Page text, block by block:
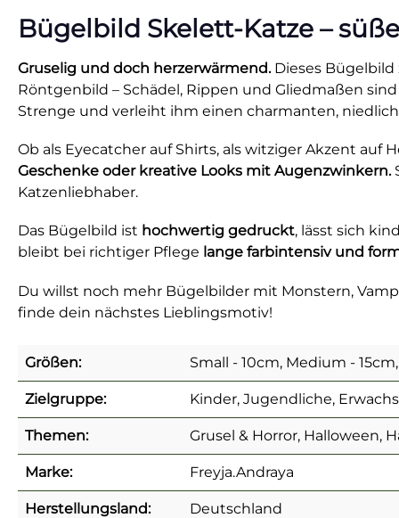
Bügelbild Skelett-Katze –
Gruselig und doch herzerwärmend.Dieses Bügelbild
Röntgenbild – Schädel, Rippen und Gliedmaßen
Strenge und verleiht ihm einen charmanten,
Ob als Eyecatcher auf Shirts, als witziger Akzent auf
Geschenke oder kreative Looks mit Augenzwinkern.
Katzenliebhaber.
Das Bügelbild ist hochwertig gedruckt, lässt sich
bleibt bei richtiger Pflege lange farbintensiv und
Du willst noch mehr Bügelbilder mit Monstern,
finde dein nächstes Lieblingsmotiv!
Größen: Small - 10cm, Medium -
Zielgruppe: Kinder, Jugendliche,
Themen: Grusel & Horror, Halloween,
Marke: Freyja.Andraya
Herstellungsland: Deutschland